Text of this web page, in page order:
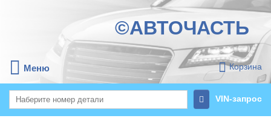
©АВТОЧАСТЬ
Меню Корзина
VIN-запрос